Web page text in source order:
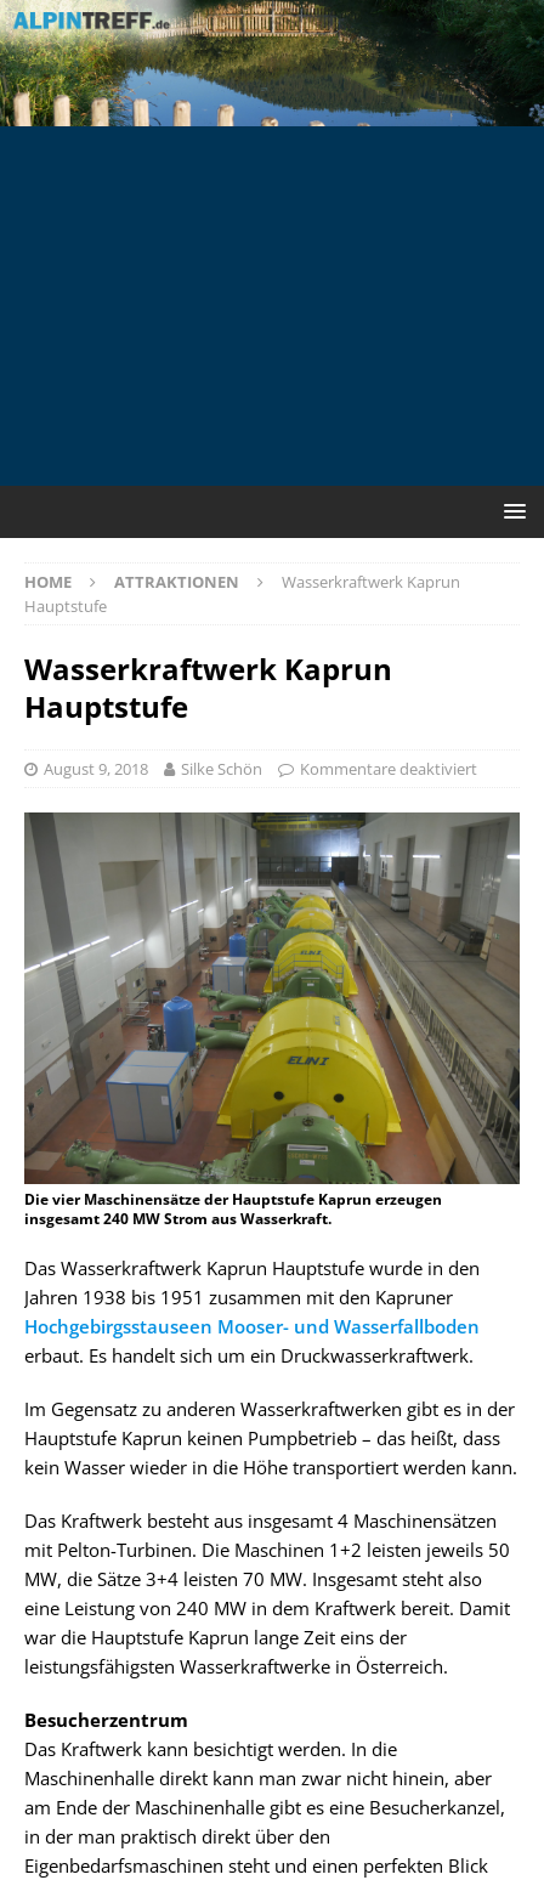
HOME ATTRAKTIONEN
Wasserkraftwerk Kaprun
Hauptstufe
Wasserkraftwerk Kaprun
Hauptstufe
August 9, 2018 Silke Schön Kommentare deaktiviert
Die vier Maschinensätze der Hauptstufe Kaprun erzeugen
insgesamt 240 MW Strom aus Wasserkraft.
Das Wasserkraftwerk Kaprun Hauptstufe wurde in den
Jahren 1938 bis 1951 zusammen mit den Kapruner
Hochgebirgsstauseen Mooser- und Wasserfallboden
erbaut. Es handelt sich um ein Druckwasserkraftwerk.
Im Gegensatz zu anderen Wasserkraftwerken gibt es in der
Hauptstufe Kaprun keinen Pumpbetrieb – das heißt, dass
kein Wasser wieder in die Höhe transportiert werden kann.
Das Kraftwerk besteht aus insgesamt 4 Maschinensätzen
mit Pelton-Turbinen. Die Maschinen 1+2 leisten jeweils 50
MW, die Sätze 3+4 leisten 70 MW. Insgesamt steht also
eine Leistung von 240 MW in dem Kraftwerk bereit. Damit
war die Hauptstufe Kaprun lange Zeit eins der
leistungsfähigsten Wasserkraftwerke in Österreich.
Besucherzentrum
Das Kraftwerk kann besichtigt werden. In die
Maschinenhalle direkt kann man zwar nicht hinein, aber
am Ende der Maschinenhalle gibt es eine Besucherkanzel,
in der man praktisch direkt über den
Eigenbedarfsmaschinen steht und einen perfekten Blick